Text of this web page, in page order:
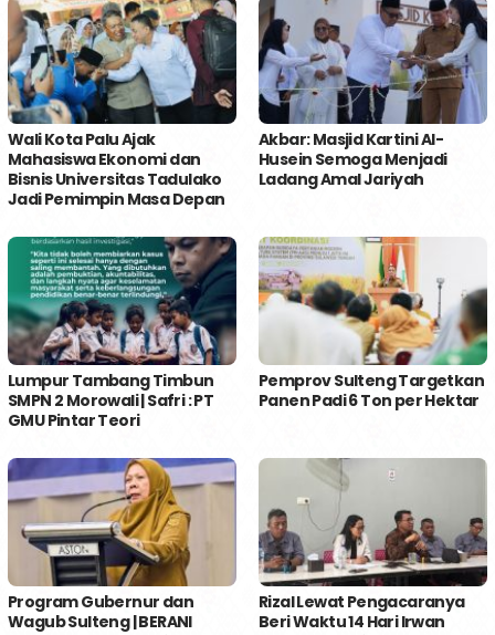
Wali Kota Palu Ajak
Mahasiswa Ekonomi dan
Bisnis Universitas Tadulako
Jadi Pemimpin Masa Depan
Akbar: Masjid Kartini Al-
Husein Semoga Menjadi
Ladang Amal Jariyah
Lumpur Tambang Timbun
SMPN 2 Morowali | Safri : PT
GMU Pintar Teori
Pemprov Sulteng Targetkan
Panen Padi 6 Ton per Hektar
Program Gubernur dan
Wagub Sulteng | BERANI
Rizal Lewat Pengacaranya
Beri Waktu 14 Hari Irwan